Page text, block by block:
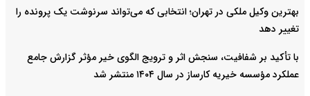
بهترین وکیل ملکی در تهران؛ انتخابی که می‌تواند سرنوشت یک پرونده را
تغییر دهد
با تأکید بر شفافیت، سنجش اثر و ترویج الگوی خیر مؤثر گزارش جامع
عملکرد مؤسسه خیریه کارساز در سال ۱۴۰۴ منتشر شد